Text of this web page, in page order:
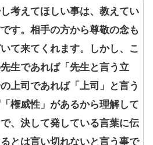
考えてほしい事は、教えてい
す。相手の方から尊敬の念も
て来てくれます。しかし、こ
生であれば「先生と言う立
上司であれば「上司」と言う
権威性」があるから理解して
、決して発している言葉に伝
とは言い切れないと言う事で